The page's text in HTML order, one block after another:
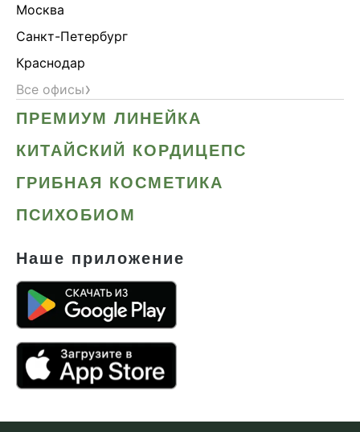
Москва
Санкт-Петербург
Краснодар
Все офисы›
ПРЕМИУМ ЛИНЕЙКА
КИТАЙСКИЙ КОРДИЦЕПС
ГРИБНАЯ КОСМЕТИКА
ПСИХОБИОМ
Наше приложение